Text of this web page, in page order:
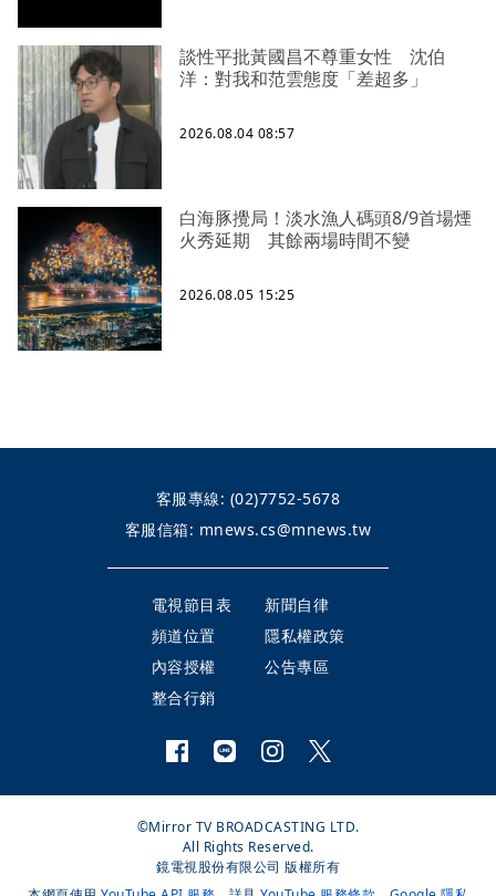
談性平批黃國昌不尊重女性 沈伯
洋：對我和范雲態度「差超多」
2026.08.04 08:57
白海豚攪局！淡水漁人碼頭8/9首場煙
火秀延期 其餘兩場時間不變
2026.08.05 15:25
客服專線: (02)7752-5678
客服信箱: mnews.cs@mnews.tw
電視節目表
新聞自律
頻道位置
隱私權政策
內容授權
公告專區
整合行銷
©Mirror TV BROADCASTING LTD.
All Rights Reserved.
鏡電視股份有限公司 版權所有